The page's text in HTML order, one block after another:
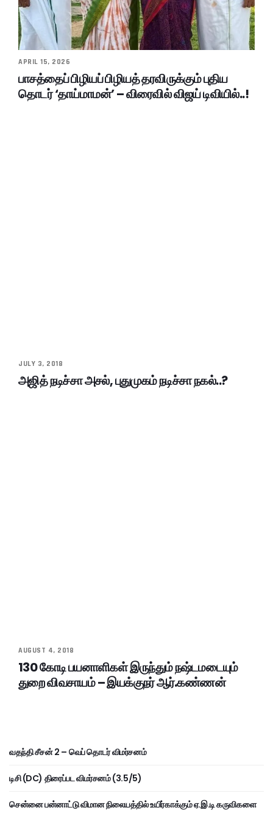
APRIL 15, 2026
பாசத்தைப் பிழியப் பிழியத் தரவிருக்கும் புதிய
தொடர் ‘தாய்மாமன்’ – விரைவில் விஜய் டிவியில்..!
JULY 3, 2018
அஜித் நடிச்சா அசல், புதுமுகம் நடிச்சா நகல்..?
AUGUST 4, 2018
130 கோடி பயனாளிகள் இருந்தும் நஷ்டமடையும்
துறை விவசாயம் – இயக்குநர் ஆர்.கண்ணன்
வதந்தி சீசன் 2 – வெப் தொடர் விமர்சனம்
டிசி (DC) திரைப்பட விமர்சனம் (3.5/5)
சென்னை பன்னாட்டு விமான நிலையத்தில் உயிர்காக்கும் ஏ.இ.டி கருவிகளை